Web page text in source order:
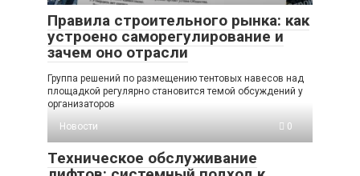
Правила строительного рынка: как
устроено саморегулирование и
зачем оно отрасли
Группа решений по размещению тентовых навесов над
площадкой регулярно становится темой обсуждений у
организаторов
Новости
0
Техническое обслуживание